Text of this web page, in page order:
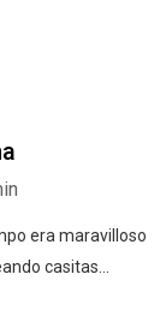
era maravilloso
casitas...